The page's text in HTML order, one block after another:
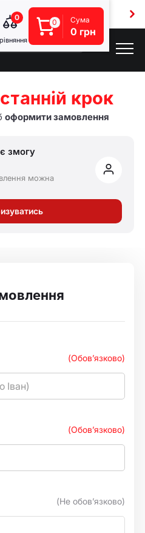
від 5000 грн
0
0 Сума
0 грн
крок
оформити замовлення
змогу
можна
(Обов’язково)
(Обов’язково)
(Не обов’язково)